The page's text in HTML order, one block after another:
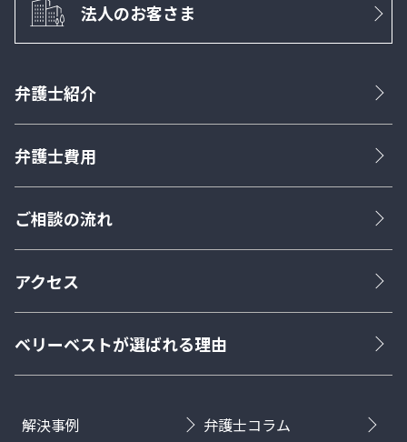
法人のお客さま
弁護士紹介
弁護士費用
ご相談の流れ
アクセス
ベリーベストが選ばれる理由
解決事例 弁護士コラム